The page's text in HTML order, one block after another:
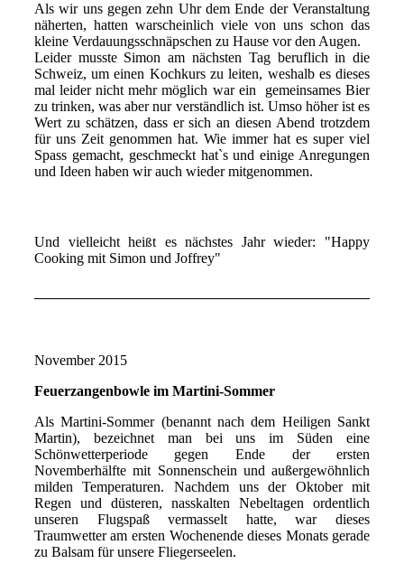
Als wir uns gegen zehn Uhr dem Ende der Veranstaltung
näherten, hatten warscheinlich viele von uns schon das
kleine Verdauungsschnäpschen zu Hause vor den Augen.
Leider musste Simon am nächsten Tag beruflich in die
Schweiz, um einen Kochkurs zu leiten, weshalb es dieses
mal leider nicht mehr möglich war ein gemeinsames Bier
zu trinken, was aber nur verständlich ist. Umso höher ist es
Wert zu schätzen, dass er sich an diesen Abend trotzdem
für uns Zeit genommen hat. Wie immer hat es super viel
Spass gemacht, geschmeckt hat`s und einige Anregungen
und Ideen haben wir auch wieder mitgenommen.
Und vielleicht heißt es nächstes Jahr wieder: "Happy
Cooking mit Simon und Joffrey"
November 2015
Feuerzangenbowle im Martini-Sommer
Als Martini-Sommer (benannt nach dem Heiligen Sankt
Martin), bezeichnet man bei uns im Süden eine
Schönwetterperiode gegen Ende der ersten
Novemberhälfte mit Sonnenschein und außergewöhnlich
milden Temperaturen. Nachdem uns der Oktober mit
Regen und düsteren, nasskalten Nebeltagen ordentlich
unseren Flugspaßvermasselt hatte, war dieses
Traumwetter am ersten Wochenende dieses Monats gerade
zu Balsam fürunsere Fliegerseelen.